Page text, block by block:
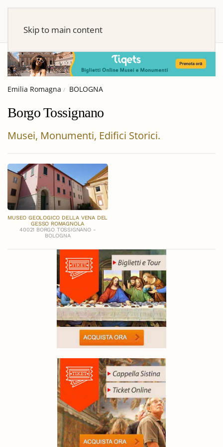
Skip to main content
Emilia Romagna BOLOGNA
Borgo Tossignano
Musei, Monumenti, Edifici Storici.
MUSEO GEOLOGICO DELLA VENA DEL
GESSO ROMAGNOLA
40021 BORGO TOSSIGNANO -
BOLOGNA